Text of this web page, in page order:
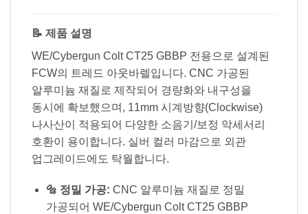
📝 제품 설명
WE/Cybergun Colt CT25 GBBP 전용으로 설계된
FCW의 트레드 아웃바렐입니다. CNC 가공된
알루미늄 재질로 제작되어 경량화와 내구성을
동시에 확보했으며, 11mm 시계방향(Clockwise)
나사산이 적용되어 다양한 소음기/보정 악세서리
호환이 용이합니다. 실버 컬러 마감으로 외관
업그레이드에도 탁월합니다.
🔩 정밀 가공: CNC 알루미늄 재질로 정밀
가공되어 WE/Cybergun Colt CT25 GBBP